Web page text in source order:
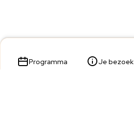
Programma Je bezoek